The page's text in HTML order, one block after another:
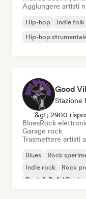
Aggiungere artisti
Hip-hop Indie folk
Hip-hop
Good
Stazione
&gt; 2900
BluesRock
Garage rock
Trasmettere artisti
Blues Rock
Indie rock
Rock
Rock & Roll / Rock